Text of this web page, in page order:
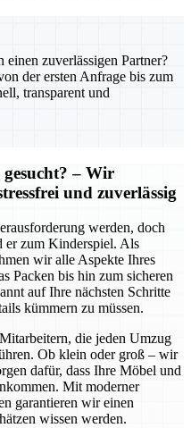
einen zuverlässigen Partner?
der ersten Anfrage bis zum
transparent und
gesucht? – Wir
und zuverlässig
werden, doch
er zum Kinderspiel. Als
wir alle Aspekte Ihres
Packen bis hin zum sicheren
auf Ihre nächsten Schritte
kümmern zu müssen.
die jeden Umzug
Ob klein oder groß – wir
dafür, dass Ihre Möbel und
Mit moderner
garantieren wir einen
wissen werden.